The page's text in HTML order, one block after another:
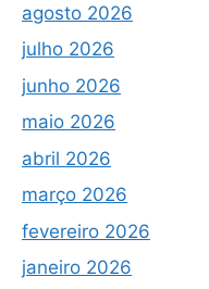
agosto 2026
julho 2026
junho 2026
maio 2026
abril 2026
março 2026
fevereiro 2026
janeiro 2026